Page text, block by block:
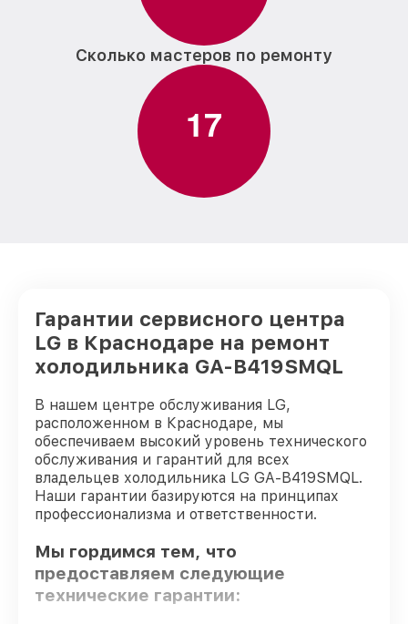
Сколько мастеров по ремонту
17
Гарантии сервисного центра
LG в Краснодаре на ремонт
холодильника GA-B419SMQL
В нашем центре обслуживания LG,
расположенном в Краснодаре, мы
обеспечиваем высокий уровень технического
обслуживания и гарантий для всех
владельцев холодильника LG GA-B419SMQL.
Наши гарантии базируются на принципах
профессионализма и ответственности.
Мы гордимся тем, что
предоставляем следующие
технические гарантии: